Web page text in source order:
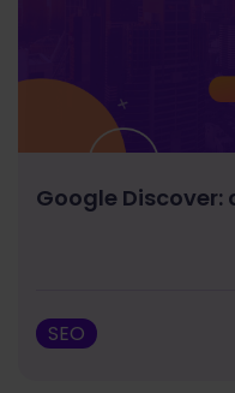
Google Discover:
SEO